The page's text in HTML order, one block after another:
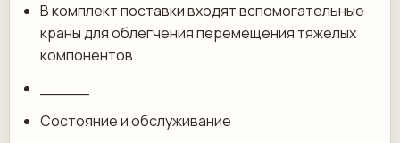
В комплект поставки входят вспомогательные
краны для облегчения перемещения тяжелых
компонентов.
Состояние и обслуживание